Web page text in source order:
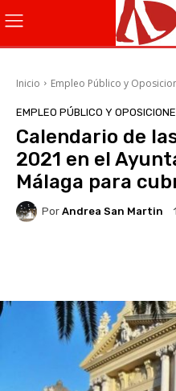
Inicio Empleo Público y
EMPLEO PÚBLICO Y
Calendario de
2021 en el
Málaga para
Por Andrea San Martin